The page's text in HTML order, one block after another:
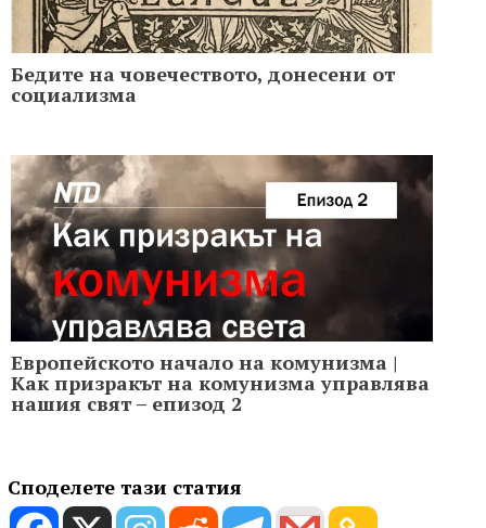
Бедите на човечеството, донесени от
социализма
Европейското начало на комунизма |
Как призракът на комунизма управлява
нашия свят – епизод 2
Споделете тази статия